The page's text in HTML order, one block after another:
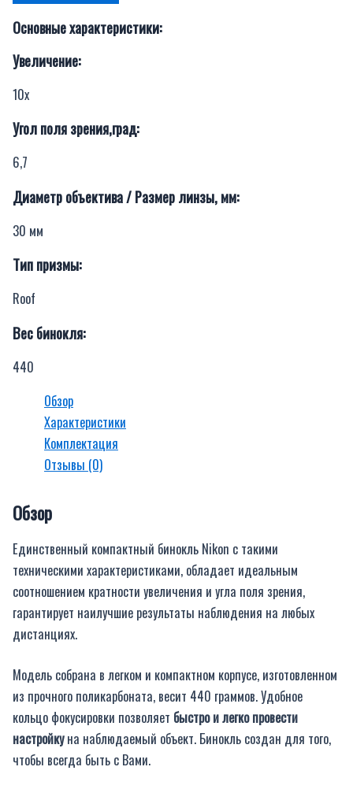
Основные характеристики:
Увеличение:
10х
Угол поля зрения,град:
6,7
Диаметр объектива / Размер линзы, мм:
30 мм
Тип призмы:
Roof
Вес бинокля:
440
Обзор
Характеристики
Комплектация
Отзывы (0)
Обзор
Единственный компактный бинокль Nikon с такими
техническими характеристиками, обладает идеальным
соотношением кратности увеличения и угла поля зрения,
гарантирует наилучшие результаты наблюдения на любых
дистанциях.
Модель собрана в легком и компактном корпусе, изготовленном
из прочного поликарбоната, весит 440 граммов. Удобное
кольцо фокусировки позволяет быстро и легко провести
настройкуна наблюдаемый объект. Бинокль создан для того,
чтобы всегда быть с Вами.